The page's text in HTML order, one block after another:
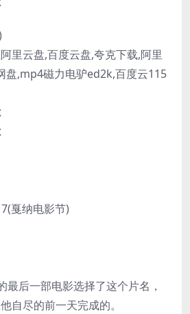
里云盘,百度云盘,夸克下载,阿里
盘,mp4磁力电驴ed2k,百度云115
戛纳电影节)
最后一部电影选择了这个片名，
自尽的前一天完成的。